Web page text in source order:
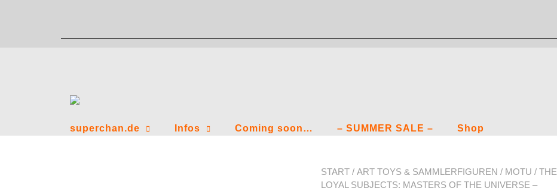
superchan.de Infos Coming soon… – SUMMER SALE – Shop
START / ART TOYS & SAMMLERFIGUREN / MOTU / THE
LOYAL SUBJECTS: MASTERS OF THE UNIVERSE –